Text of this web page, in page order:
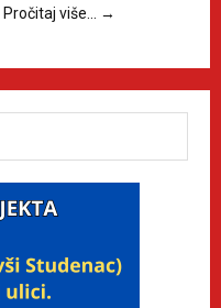
Pročitaj više… →